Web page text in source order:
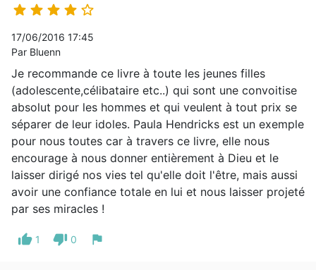
    
17/06/2016 17:45
Par Bluenn
Je recommande ce livre à toute les jeunes filles
(adolescente,célibataire etc..) qui sont une convoitise
absolut pour les hommes et qui veulent à tout prix se
séparer de leur idoles. Paula Hendricks est un exemple
pour nous toutes car à travers ce livre, elle nous
encourage à nous donner entièrement à Dieu et le
laisser dirigé nos vies tel qu'elle doit l'être, mais aussi
avoir une confiance totale en lui et nous laisser projeté
par ses miracles !
thumb_up 1 thumb_down 0 flag